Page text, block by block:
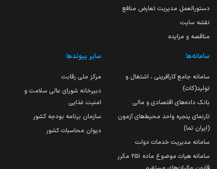
دستورالعمل مدیریت تعارض منافع
نقشه سایت
مناقصه و مزایده
سامانه‌ها
سامانه جامع کارآفرینی ، اشتغال و
تولید(کات)
بانک داده‌های اقتصادی و مالی
تارنمای پنجره واحد محیط‌های آزمون
(ایران تما)
سامانه مدیریت خدمات دولت
سامانه هیات موضوع ماده 251 مکرر
سایر پیوندها
مرکز ملی رقابت
دبیرخانه شورای عالی سلامت و
امنیت غذایی
سازمان برنامه بودجه کشور
دیوان محاسبات کشور